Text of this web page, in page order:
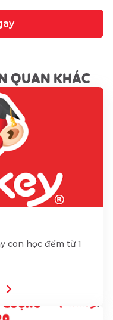
QUAN KHÁC
con học đếm từ 1